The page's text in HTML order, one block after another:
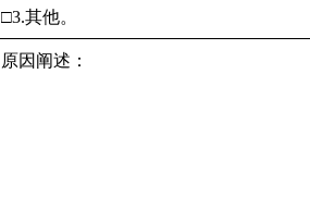
□3.其他。
原因阐述：